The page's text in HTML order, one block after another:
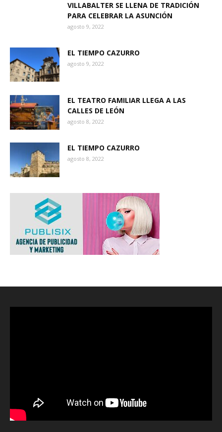
VILLABALTER SE LLENA DE TRADICIÓN
PARA CELEBRAR LA ASUNCIÓN
agosto 9, 2022
EL TIEMPO CAZURRO
agosto 9, 2022
EL TEATRO FAMILIAR LLEGA A LAS
CALLES DE LEÓN
agosto 8, 2022
EL TIEMPO CAZURRO
agosto 8, 2022